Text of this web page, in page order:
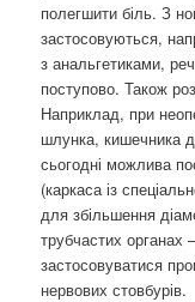
полегшити біль. З
застосовуються,
з анальгетиками,
поступово. Також
Наприклад, при
шлунка, кишечника
сьогодні можлива
(каркаса із
для збільшення
трубчастих
застосовуватися
нервових стовбурів.